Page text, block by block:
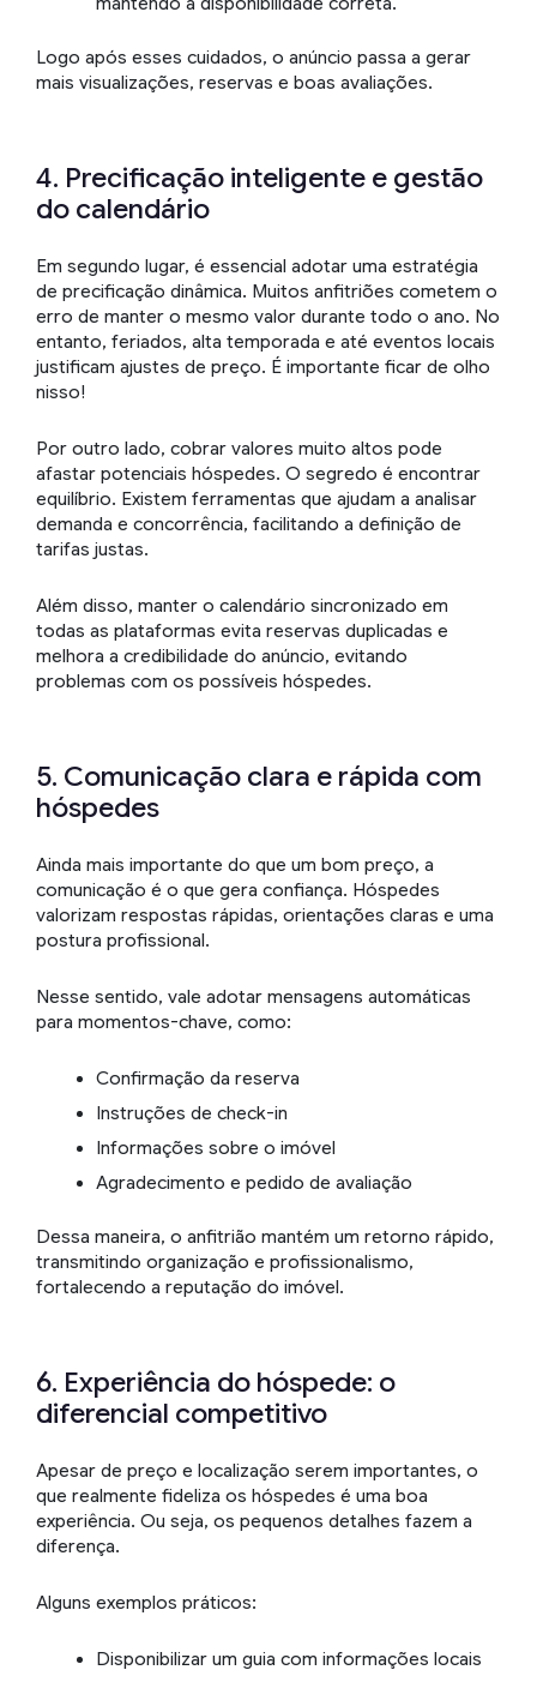
Logo após esses cuidados, o anúncio passa a gerar
mais visualizações, reservas e boas avaliações.
4. Precificação inteligente e gestão
do calendário
Em segundo lugar, é essencial adotar uma estratégia
de precificação dinâmica. Muitos anfitriões cometem o
erro de manter o mesmo valor durante todo o ano. No
entanto, feriados, alta temporada e até eventos locais
justificam ajustes de preço. É importante ficar de olho
nisso!
Por outro lado, cobrar valores muito altos pode
afastar potenciais hóspedes. O segredo é encontrar
equilíbrio. Existem ferramentas que ajudam a analisar
demanda e concorrência, facilitando a definição de
tarifas justas.
Além disso, manter o calendário sincronizado em
todas as plataformas evita reservas duplicadas e
melhora a credibilidade do anúncio, evitando
problemas com os possíveis hóspedes.
5. Comunicação clara e rápida com
hóspedes
Ainda mais importante do que um bom preço, a
comunicação é o que gera confiança. Hóspedes
valorizam respostas rápidas, orientações claras e uma
postura profissional.
Nesse sentido, vale adotar mensagens automáticas
para momentos-chave, como:
Confirmação da reserva
Instruções de check-in
Informações sobre o imóvel
Agradecimento e pedido de avaliação
Dessa maneira, o anfitrião mantém um retorno rápido,
transmitindo organização e profissionalismo,
fortalecendo a reputação do imóvel.
6. Experiência do hóspede: o
diferencial competitivo
Apesar de preço e localização serem importantes, o
que realmente fideliza os hóspedes é uma boa
experiência. Ou seja, os pequenos detalhes fazem a
diferença.
Alguns exemplos práticos:
Disponibilizar um guia com informações locais